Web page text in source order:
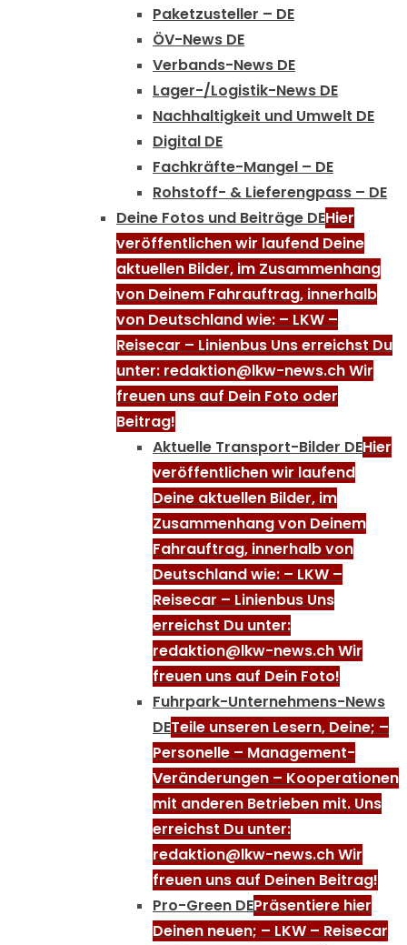
Paketzusteller – DE
ÖV-News DE
Verbands-News DE
Lager-/Logistik-News DE
Nachhaltigkeit und Umwelt DE
Digital DE
Fachkräfte-Mangel – DE
Rohstoff- & Lieferengpass – DE
Deine Fotos und Beiträge DEHier
veröffentlichen wir laufend Deine
aktuellen Bilder, im Zusammenhang
von Deinem Fahrauftrag, innerhalb
von Deutschland wie: – LKW –
Reisecar – Linienbus Uns erreichst Du
unter: redaktion@lkw-news.ch Wir
freuen uns auf Dein Foto oder
Beitrag!
Aktuelle Transport-Bilder DEHier
veröffentlichen wir laufend
Deine aktuellen Bilder, im
Zusammenhang von Deinem
Fahrauftrag, innerhalb von
Deutschland wie: – LKW –
Reisecar – Linienbus Uns
erreichst Du unter:
redaktion@lkw-news.ch Wir
freuen uns auf Dein Foto!
Fuhrpark-Unternehmens-News
DETeile unseren Lesern, Deine; –
Personelle – Management-
Veränderungen – Kooperationen
mit anderen Betrieben mit. Uns
erreichst Du unter:
redaktion@lkw-news.ch Wir
freuen uns auf Deinen Beitrag!
Pro-Green DEPräsentiere hier
Deinen neuen; – LKW – Reisecar